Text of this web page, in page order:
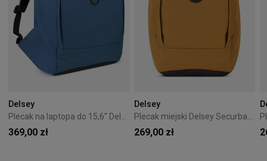
Delsey
369,00 zł
Delsey
269,00 zł